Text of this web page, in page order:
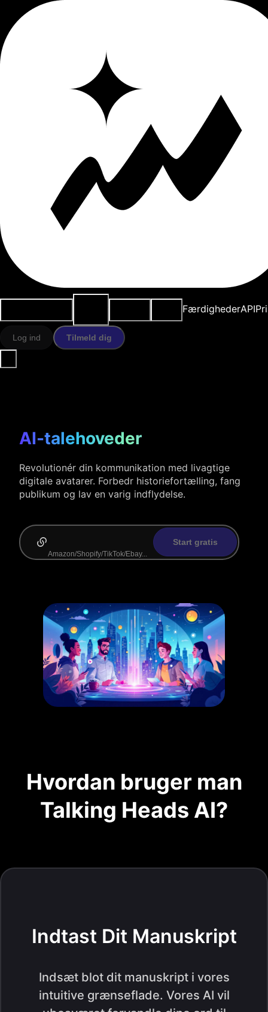
FærdighederAPI
Log ind Tilmeld dig
AI-talehoveder
Revolutionér din kommunikation med livagtige
digitale avatarer. Forbedr historiefortælling, fang
publikum og lav en varig indflydelse.
Start gratis
Hvordan bruger man
Talking Heads AI?
Indtast Dit Manuskript
Indsæt blot dit manuskript i vores
intuitive grænseflade. Vores AI vil